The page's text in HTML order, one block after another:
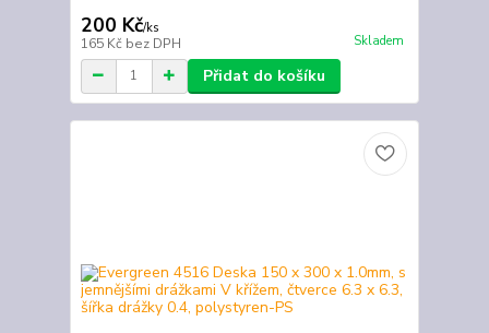
200 Kč/ks
165 Kč bez DPH Skladem
Přidat do košíku